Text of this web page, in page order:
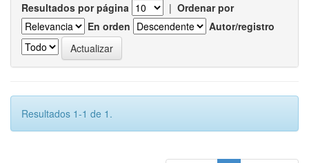
Resultados por página | Ordenar por
En orden
Autor/registro
Resultados 1-1 de 1.